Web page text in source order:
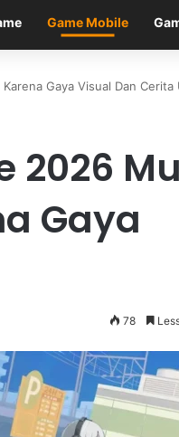
Game Mobile
Gaya Visual Dan Cerita
2026
Gaya
78